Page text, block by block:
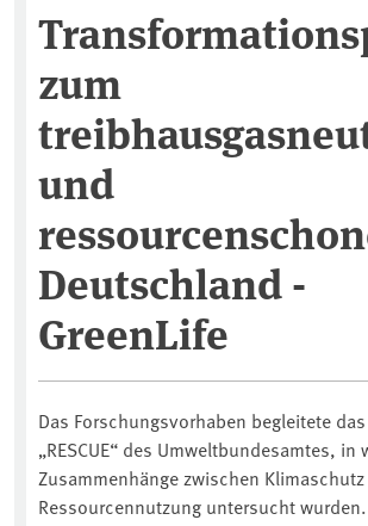
zum
und
Deutschland -
GreenLife
Das Forschungsvorhaben begleitete
„RESCUE“ des Umweltbundesamtes, in
Zusammenhänge zwischen
Ressourcennutzung untersucht